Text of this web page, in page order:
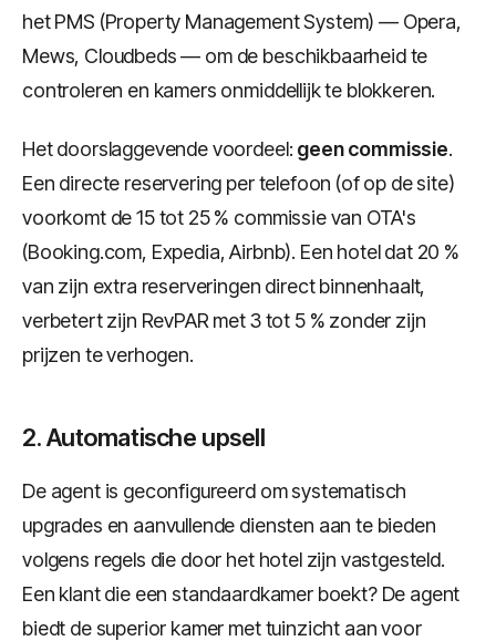
het PMS (Property Management System) — Opera,
Mews, Cloudbeds — om de beschikbaarheid te
controleren en kamers onmiddellijk te blokkeren.
Het doorslaggevende voordeel: geen commissie.
Een directe reservering per telefoon (of op de site)
voorkomt de 15 tot 25 % commissie van OTA's
(Booking.com, Expedia, Airbnb). Een hotel dat 20 %
van zijn extra reserveringen direct binnenhaalt,
verbetert zijn RevPAR met 3 tot 5 % zonder zijn
prijzen te verhogen.
2. Automatische upsell
De agent is geconfigureerd om systematisch
upgrades en aanvullende diensten aan te bieden
volgens regels die door het hotel zijn vastgesteld.
Een klant die een standaardkamer boekt? De agent
biedt de superior kamer met tuinzicht aan voor